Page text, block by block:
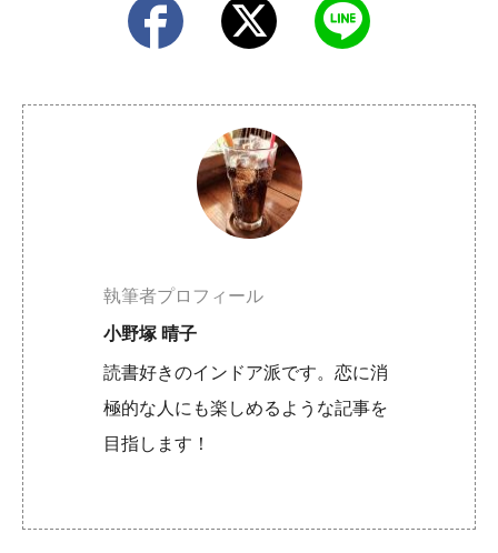
執筆者プロフィール
小野塚 晴子
読書好きのインドア派です。恋に消
極的な人にも楽しめるような記事を
目指します！